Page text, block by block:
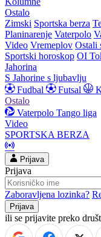
Ostalo
Zimski Sportska berza
Planinarenje Vaterpolo
Video Vremeplov Ostali
Sportski horoskop OI
Jahorina
S Jahorine s ljubavlju
Fudbal
Futsal
Ostalo
Vaterpolo Tango liga
Video
SPORTSKA BERZA
Prijava
Prijava
Zaboravljena lozinka?
ili se prijavite preko